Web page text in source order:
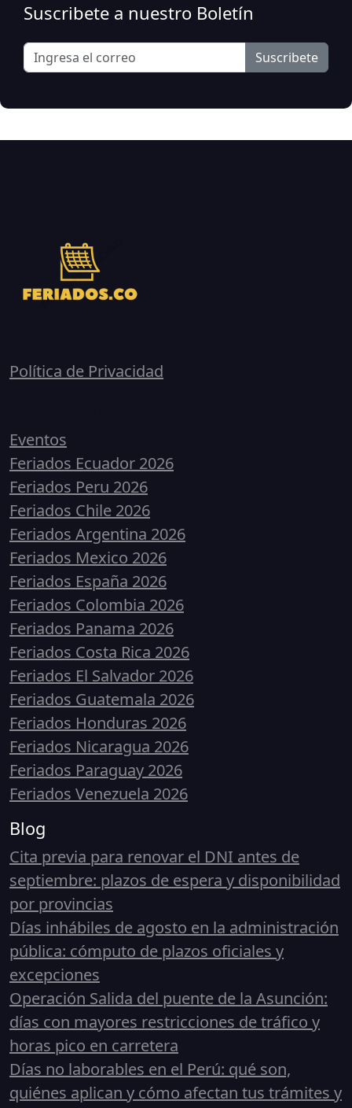
Suscribete a nuestro Boletín
Suscribete
Política de Privacidad
Eventos
Feriados Ecuador 2026
Feriados Peru 2026
Feriados Chile 2026
Feriados Argentina 2026
Feriados Mexico 2026
Feriados España 2026
Feriados Colombia 2026
Feriados Panama 2026
Feriados Costa Rica 2026
Feriados El Salvador 2026
Feriados Guatemala 2026
Feriados Honduras 2026
Feriados Nicaragua 2026
Feriados Paraguay 2026
Feriados Venezuela 2026
Blog
Cita previa para renovar el DNI antes de
septiembre: plazos de espera y disponibilidad
por provincias
Días inhábiles de agosto en la administración
pública: cómputo de plazos oficiales y
excepciones
Operación Salida del puente de la Asunción:
días con mayores restricciones de tráfico y
horas pico en carretera
Días no laborables en el Perú: qué son,
quiénes aplican y cómo afectan tus trámites y